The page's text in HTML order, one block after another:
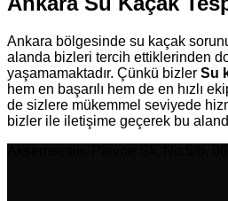
Ankara bölgesinde su kaçak
alanda bizleri tercih ettiklerinden
yaşamamaktadır. Çünkü bizler Su
hem en başarılı hem de en hızlı
de sizlere mükemmel seviyede
bizler ile iletişime geçerek bu